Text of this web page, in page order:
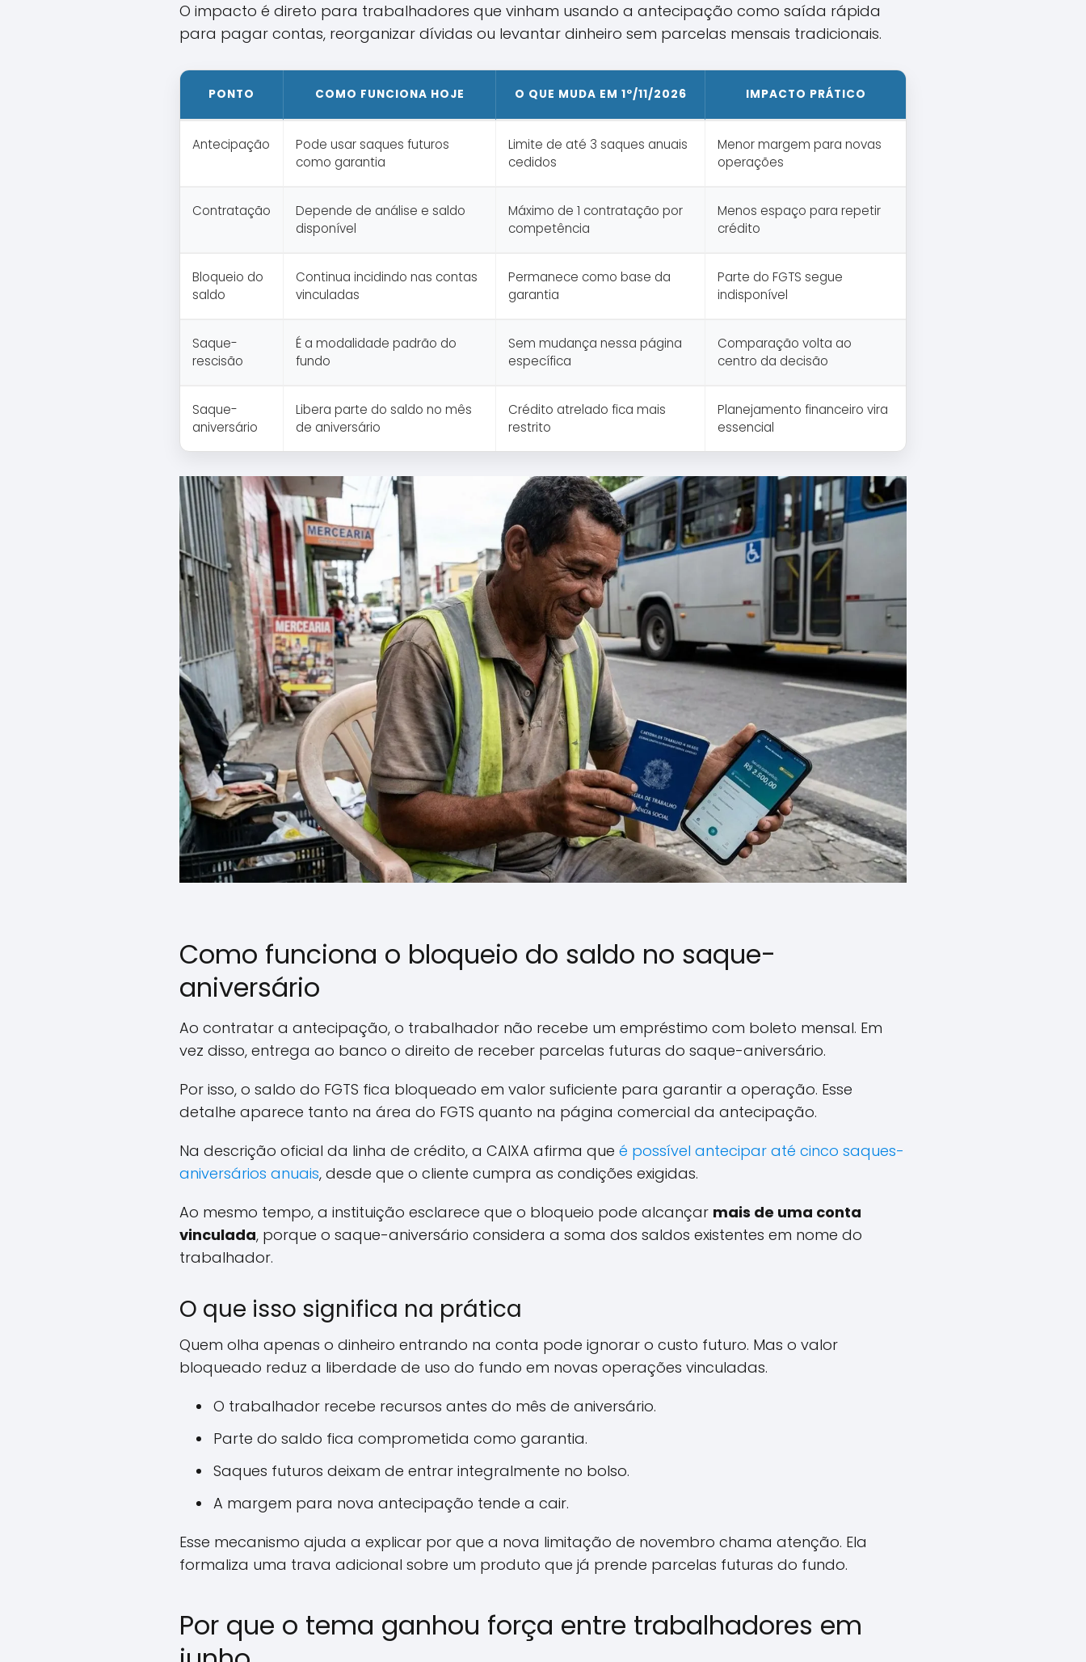
O impacto é direto para trabalhadores que vinham usando a antecipação como saída rápida
para pagar contas, reorganizar dívidas ou levantar dinheiro sem parcelas mensais tradicionais.
PONTO COMO FUNCIONA HOJE O QUE MUDA EM 1º/11/2026 IMPACTO PRÁTICO
Antecipação
Pode usar saques futuros
como garantia
Limite de até 3 saques anuais
cedidos
Menor margem para novas
operações
Contratação
Depende de análise e saldo
disponível
Máximo de 1 contratação por
competência
Menos espaço para repetir
crédito
Bloqueio do
saldo
Continua incidindo nas contas
vinculadas
Permanece como base da
garantia
Parte do FGTS segue
indisponível
Saque-
rescisão
É a modalidade padrão do
fundo
Sem mudança nessa página
específica
Comparação volta ao
centro da decisão
Saque-
aniversário
Libera parte do saldo no mês
de aniversário
Crédito atrelado fica mais
restrito
Planejamento financeiro vira
essencial
Como funciona o bloqueio do saldo no saque-
aniversário
Ao contratar a antecipação, o trabalhador não recebe um empréstimo com boleto mensal. Em
vez disso, entrega ao banco o direito de receber parcelas futuras do saque-aniversário.
Por isso, o saldo do FGTS fica bloqueado em valor suficiente para garantir a operação. Esse
detalhe aparece tanto na área do FGTS quanto na página comercial da antecipação.
Na descrição oficial da linha de crédito, a CAIXA afirma que é possível antecipar até cinco saques-
aniversários anuais, desde que o cliente cumpra as condições exigidas.
Ao mesmo tempo, a instituição esclarece que o bloqueio pode alcançar mais de uma conta
vinculada, porque o saque-aniversário considera a soma dos saldos existentes em nome do
trabalhador.
O que isso significa na prática
Quem olha apenas o dinheiro entrando na conta pode ignorar o custo futuro. Mas o valor
bloqueado reduz a liberdade de uso do fundo em novas operações vinculadas.
O trabalhador recebe recursos antes do mês de aniversário.
Parte do saldo fica comprometida como garantia.
Saques futuros deixam de entrar integralmente no bolso.
A margem para nova antecipação tende a cair.
Esse mecanismo ajuda a explicar por que a nova limitação de novembro chama atenção. Ela
formaliza uma trava adicional sobre um produto que já prende parcelas futuras do fundo.
Por que o tema ganhou força entre trabalhadores em